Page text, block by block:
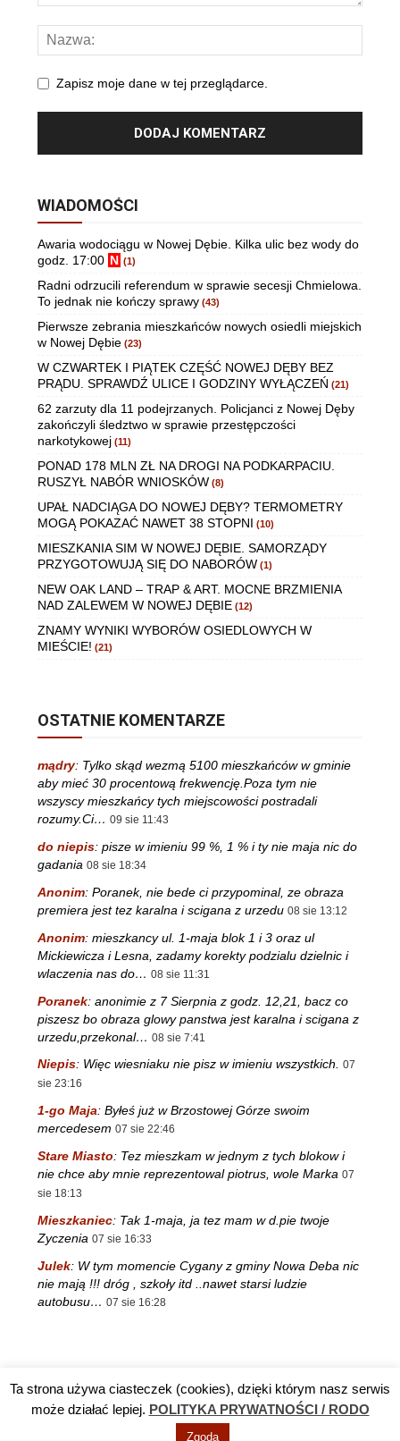
Zapisz moje dane w tej przeglądarce.
WIADOMOŚCI
Awaria wodociągu w Nowej Dębie. Kilka ulic bez wody do
godz. 17:00 N (1)
Radni odrzucili referendum w sprawie secesji Chmielowa.
To jednak nie kończy sprawy (43)
Pierwsze zebrania mieszkańców nowych osiedli miejskich
w Nowej Dębie (23)
W CZWARTEK I PIĄTEK CZĘŚĆ NOWEJ DĘBY BEZ
PRĄDU. SPRAWDŹ ULICE I GODZINY WYŁĄCZEŃ (21)
62 zarzuty dla 11 podejrzanych. Policjanci z Nowej Dęby
zakończyli śledztwo w sprawie przestępczości
narkotykowej (11)
PONAD 178 MLN ZŁ NA DROGI NA PODKARPACIU.
RUSZYŁ NABÓR WNIOSKÓW (8)
UPAŁ NADCIĄGA DO NOWEJ DĘBY? TERMOMETRY
MOGĄ POKAZAĆ NAWET 38 STOPNI (10)
MIESZKANIA SIM W NOWEJ DĘBIE. SAMORZĄDY
PRZYGOTOWUJĄ SIĘ DO NABORÓW (1)
NEW OAK LAND – TRAP & ART. MOCNE BRZMIENIA
NAD ZALEWEM W NOWEJ DĘBIE (12)
ZNAMY WYNIKI WYBORÓW OSIEDLOWYCH W
MIEŚCIE! (21)
OSTATNIE KOMENTARZE
mądry: Tylko skąd wezmą 5100 mieszkańców w gminie
aby mieć 30 procentową frekwencję.Poza tym nie
wszyscy mieszkańcy tych miejscowości postradali
rozumy.Ci… 09 sie 11:43
do niepis: pisze w imieniu 99 %, 1 % i ty nie maja nic do
gadania 08 sie 18:34
Anonim: Poranek, nie bede ci przypominal, ze obraza
premiera jest tez karalna i scigana z urzedu 08 sie 13:12
Anonim: mieszkancy ul. 1-maja blok 1 i 3 oraz ul
Mickiewicza i Lesna, zadamy korekty podzialu dzielnic i
wlaczenia nas do… 08 sie 11:31
Poranek: anonimie z 7 Sierpnia z godz. 12,21, bacz co
piszesz bo obraza glowy panstwa jest karalna i scigana z
urzedu,przekonal… 08 sie 7:41
Niepis: Więc wiesniaku nie pisz w imieniu wszystkich. 07
sie 23:16
1-go Maja: Byłeś już w Brzostowej Górze swoim
mercedesem 07 sie 22:46
Stare Miasto: Tez mieszkam w jednym z tych blokow i
nie chce aby mnie reprezentowal piotrus, wole Marka 07
sie 18:13
Mieszkaniec: Tak 1-maja, ja tez mam w d.pie twoje
Zyczenia 07 sie 16:33
Julek: W tym momencie Cygany z gminy Nowa Deba nic
nie mają !!! dróg , szkoły itd ..nawet starsi ludzie
autobusu… 07 sie 16:28
Reklama TV DĘBA Polityka prywatności / RODO Kontakt
Ta strona używa ciasteczek (cookies), dzięki którym nasz serwis
może działać lepiej. POLITYKA PRYWATNOŚCI / RODO
Zgoda